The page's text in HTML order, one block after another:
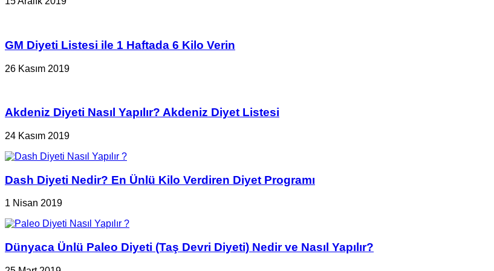
GM Diyeti Listesi ile 1 Haftada 6 Kilo Verin
26 Kasım 2019
Akdeniz Diyeti Nasıl Yapılır? Akdeniz Diyet Listesi
24 Kasım 2019
Dash Diyeti Nedir? En Ünlü Kilo Verdiren Diyet Programı
1 Nisan 2019
Dünyaca Ünlü Paleo Diyeti (Taş Devri Diyeti) Nedir ve Nasıl Yapılır?